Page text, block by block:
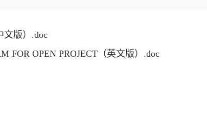
文版）.doc
FOR OPEN PROJECT（英文版）.doc